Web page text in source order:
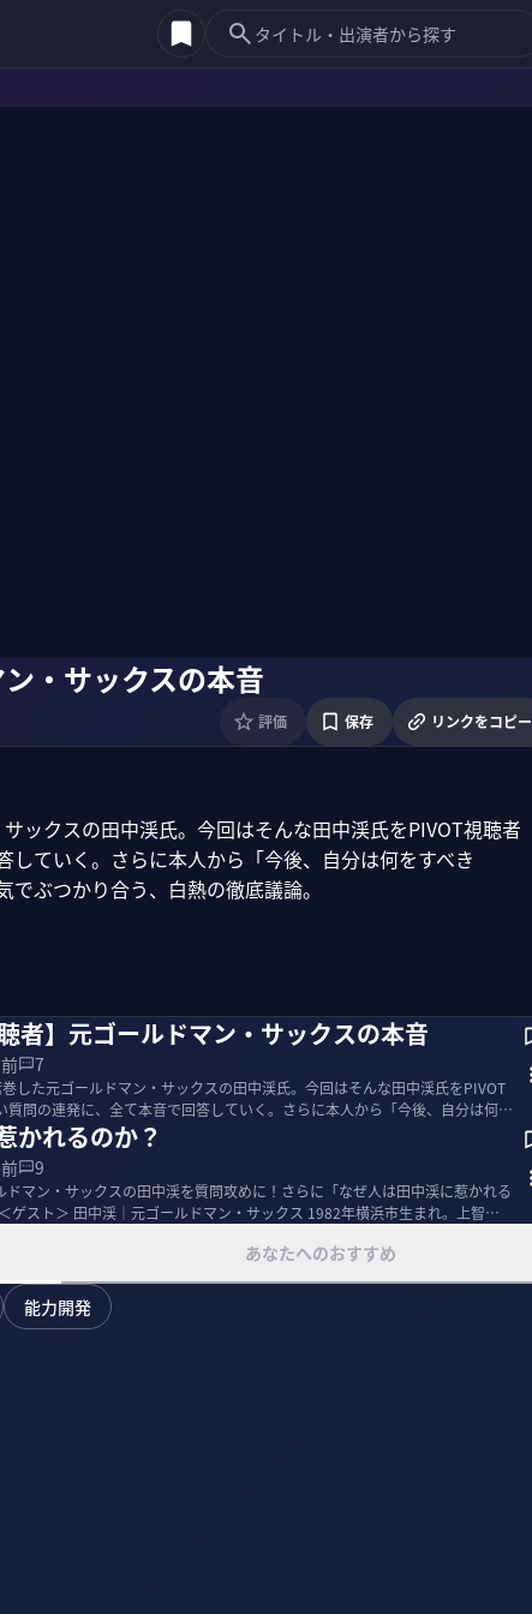
・サックスの本音
評価 保存 リンクをコピー
ックスの田中渓氏。今回はそんな田中渓氏をPIVOT視聴者
ていく。さらに本人から「今後、自分は何をすべき
ぶつかり合う、白熱の徹底議論。
者】元ゴールドマン・サックスの本音
7
した元ゴールドマン・サックスの田中渓氏。今回はそんな田中渓氏をPIVOT
質問の連発に、全て本音で回答していく。さらに本人から「今後、自分は何を
かれるのか？
9
ドマン・サックスの田中渓を質問攻めに！さらに「なぜ人は田中渓に惹かれる
あなたへのおすすめ
能力開発